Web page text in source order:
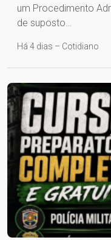
um Procedimento
de suposto…
Há 4 dias – Cotidiano